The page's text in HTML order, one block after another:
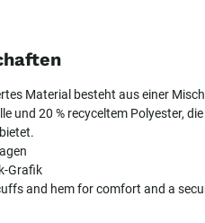
Material besteht aus einer
und 20 % recyceltem Polyester,
Grafik
and hem for comfort and a